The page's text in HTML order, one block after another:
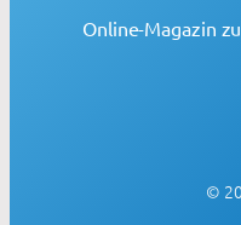
Online-Magazin
©